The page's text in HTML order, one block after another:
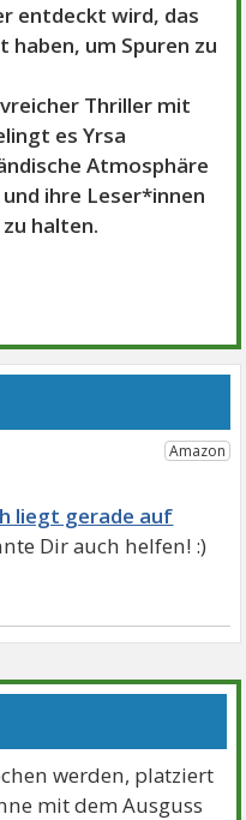
entdeckt wird, das
haben, um Spuren zu
Thriller mit
es Yrsa
Atmosphäre
ihre Leser*innen
halten.
liegt gerade auf
werden, platziert
mit dem Ausguss